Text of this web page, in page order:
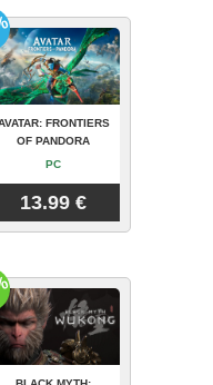
FRONTIERS
OF PANDORA
PC
13.99 €